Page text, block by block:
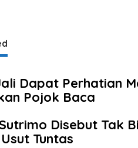
Dapat Perhatian
Pojok Baca
Disebut Tak
Tuntas